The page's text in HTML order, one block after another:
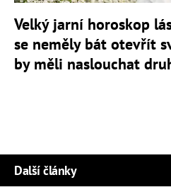
Velký jarní horoskop
se neměly bát otevřít
by měli naslouchat
Další články